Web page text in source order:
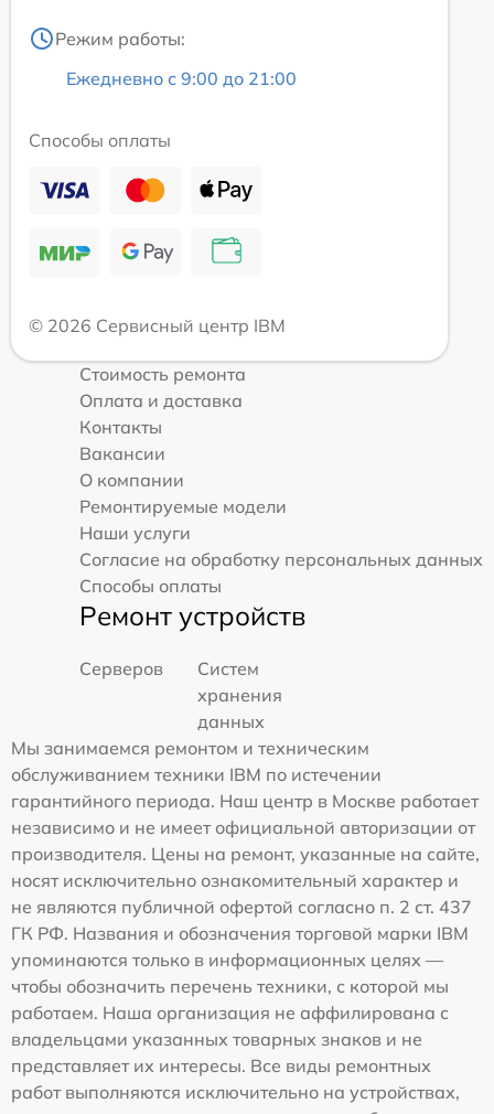
Режим работы:
Ежедневно с 9:00 до 21:00
Способы оплаты
© 2026 Сервисный центр IBM
Стоимость ремонта
Оплата и доставка
Контакты
Вакансии
О компании
Ремонтируемые модели
Наши услуги
Согласие на обработку персональных данных
Способы оплаты
Ремонт устройств
Серверов
Систем
хранения
данных
Мы занимаемся ремонтом и техническим
обслуживанием техники IBM по истечении
гарантийного периода. Наш центр в Москве работает
независимо и не имеет официальной авторизации от
производителя. Цены на ремонт, указанные на сайте,
носят исключительно ознакомительный характер и
не являются публичной офертой согласно п. 2 ст. 437
ГК РФ. Названия и обозначения торговой марки IBM
упоминаются только в информационных целях —
чтобы обозначить перечень техники, с которой мы
работаем. Наша организация не аффилирована с
владельцами указанных товарных знаков и не
представляет их интересы. Все виды ремонтных
работ выполняются исключительно на устройствах,